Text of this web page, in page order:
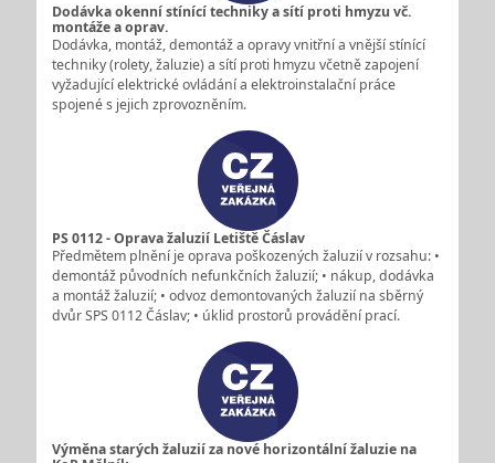
Dodávka okenní stínící techniky a sítí proti hmyzu vč.
montáže a oprav.
Dodávka, montáž, demontáž a opravy vnitřní a vnější stínící
techniky (rolety, žaluzie) a sítí proti hmyzu včetně zapojení
vyžadující elektrické ovládání a elektroinstalační práce
spojené s jejich zprovozněním.
PS 0112 - Oprava žaluzií Letiště Čáslav
Předmětem plnění je oprava poškozených žaluzií v rozsahu: •
demontáž původních nefunkčních žaluzií; • nákup, dodávka
a montáž žaluzií; • odvoz demontovaných žaluzií na sběrný
dvůr SPS 0112 Čáslav; • úklid prostorů provádění prací.
Výměna starých žaluzií za nové horizontální žaluzie na